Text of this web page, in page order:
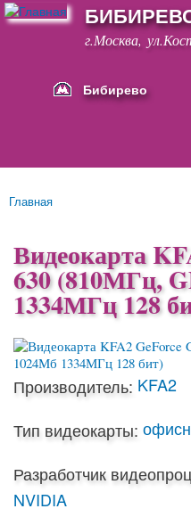
Перейти
г.Москва,
Бибирево
Основные ссылки
Вы здесь
Главная
Видеокарта
630 (810МГц,
1334МГц 128
Производитель: KFA2
Тип видеокарты:
Разработчик
NVIDIA